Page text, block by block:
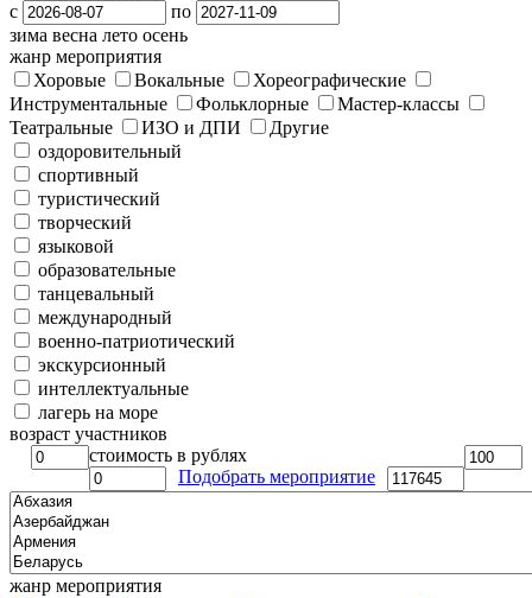
с
по
зима весна лето осень
жанр мероприятия
Хоровые
Вокальные
Хореографические
Инструментальные
Фольклорные
Мастер-классы
Театральные
ИЗО и ДПИ
Другие
оздоровительный
спортивный
туристический
творческий
языковой
образовательные
танцевальный
международный
военно-патриотический
экскурсионный
интеллектуальные
лагерь на море
возраст участников
стоимость в рублях
Подобрать мероприятие
жанр мероприятия